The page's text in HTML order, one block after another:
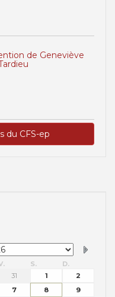
de Geneviève
du CFS-ep
S.
D.
31 1
2
7 8
9